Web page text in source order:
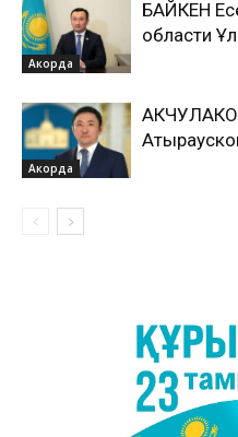
Акорда
БАЙКЕН
области
Акорда